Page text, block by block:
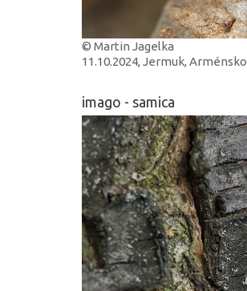
© Martin Jagelka
11.10.2024, Jermuk, Arménsko
imago - samica